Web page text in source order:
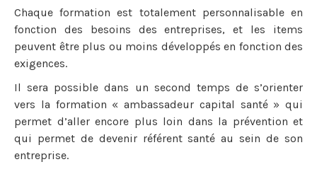
Chaque formation est totalement personnalisable en
fonction des besoins des entreprises, et les items
peuvent être plus ou moins développés en fonction des
exigences.
Il sera possible dans un second temps de s’orienter
vers la formation « ambassadeur capital santé » qui
permet d’aller encore plus loin dans la prévention et
qui permet de devenir référent santé au sein de son
entreprise.